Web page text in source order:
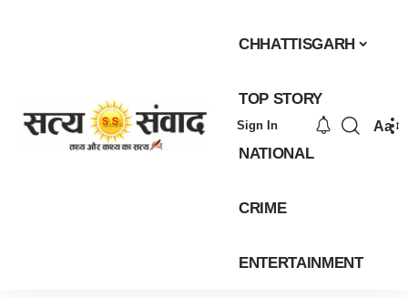
CHHATTISGARH
TOP STORY
NATIONAL
CRIME
ENTERTAINMENT
Sign In Aa